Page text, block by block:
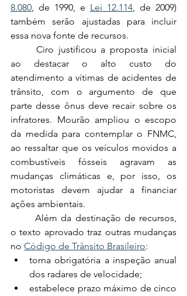
8.080, de 1990, e Lei 12.114, de 2009)
também serão ajustadas para incluir
essa nova fonte de recursos.
ao destacar o alto custo do
atendimento a vítimas de acidentes de
trânsito, com o argumento de que
parte desse ônus deve recair sobre os
infratores. Mourão ampliou o escopo
da medida para contemplar o FNMC,
ao ressaltar que os veículos movidos a
combustíveis fósseis agravam as
mudanças climáticas e, por isso, os
motoristas devem ajudar a financiar
ações ambientais.
	Além da destinação de recursos,
o texto aprovado traz outras mudanças
no Código de Trânsito Brasileiro:
torna obrigatória a inspeção anual
dos radares de velocidade;
estabelece prazo máximo de cinco